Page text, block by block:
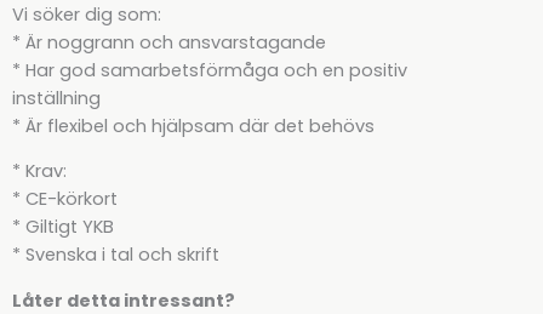
Vi söker dig som:
* Är noggrann och ansvarstagande
* Har god samarbetsförmåga och en positiv
inställning
* Är flexibel och hjälpsam där det behövs
* Krav:
* CE-körkort
* Giltigt YKB
* Svenska i tal och skrift
Låter detta intressant?